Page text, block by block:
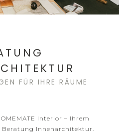
FÜR IHRE RÄUME
Interior – Ihrem
Beratung Innenarchitektur.